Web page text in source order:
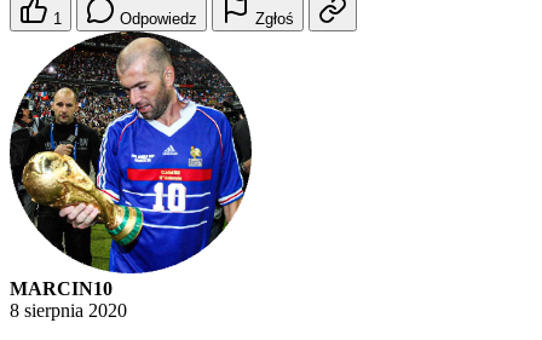
1 Odpowiedz Zgłoś
MARCIN10
8 sierpnia 2020